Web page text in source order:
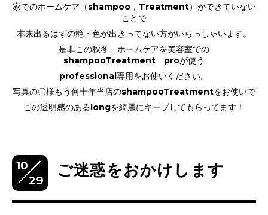
家でのホームケア（shampoo，Treatment）ができていない
ことで
本来出るはずの艶・色が出きってない方がいらっしゃいます。
是非この秋冬、ホームケアを美容室での
shampooTreatment proが使う
professional専用をお使いください。
写真の〇様もう何十年当店のshampooTreatmentをお使いで
この透明感のあるlongを綺麗にキープしてもらってます！
10
29
ご迷惑をおかけします